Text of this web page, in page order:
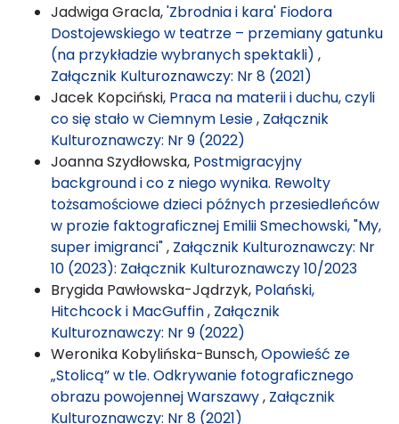
Jadwiga Gracla,'Zbrodnia i kara' Fiodora
Dostojewskiego w teatrze – przemiany gatunku
(na przykładzie wybranych spektakli) ,
Załącznik Kulturoznawczy: Nr 8 (2021)
Jacek Kopciński, Praca na materii i duchu, czyli
co się stało w Ciemnym Lesie, Załącznik
Kulturoznawczy: Nr 9 (2022)
Joanna Szydłowska, Postmigracyjny
background i co z niego wynika. Rewolty
tożsamościowe dzieci późnych przesiedleńców
w prozie faktograficznej Emilii Smechowski, "My,
super imigranci", Załącznik Kulturoznawczy: Nr
10 (2023): Załącznik Kulturoznawczy 10/2023
Brygida Pawłowska-Jądrzyk, Polański,
Hitchcock i MacGuffin, Załącznik
Kulturoznawczy: Nr 9 (2022)
Weronika Kobylińska-Bunsch,Opowieść ze
„Stolicą” w tle. Odkrywanie fotograficznego
obrazu powojennej Warszawy, Załącznik
Kulturoznawczy: Nr 8 (2021)